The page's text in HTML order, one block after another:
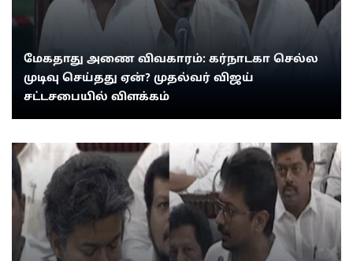
மேகதாது அணை விவகாரம்: கர்நாடகா செல்ல
முடிவு செய்தது ஏன்? முதல்வர் விஜய்
சட்டசபையில் விளக்கம்